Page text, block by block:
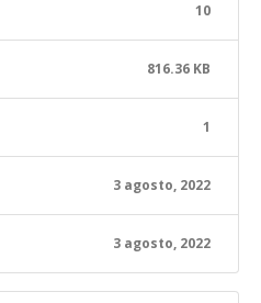
10
816.36 KB
1
3 agosto, 2022
3 agosto, 2022